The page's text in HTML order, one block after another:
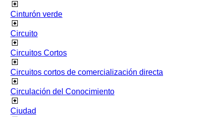
Cinturón verde
Circuito
Circuitos Cortos
Circuitos cortos de comercialización directa
Circulación del Conocimiento
Ciudad